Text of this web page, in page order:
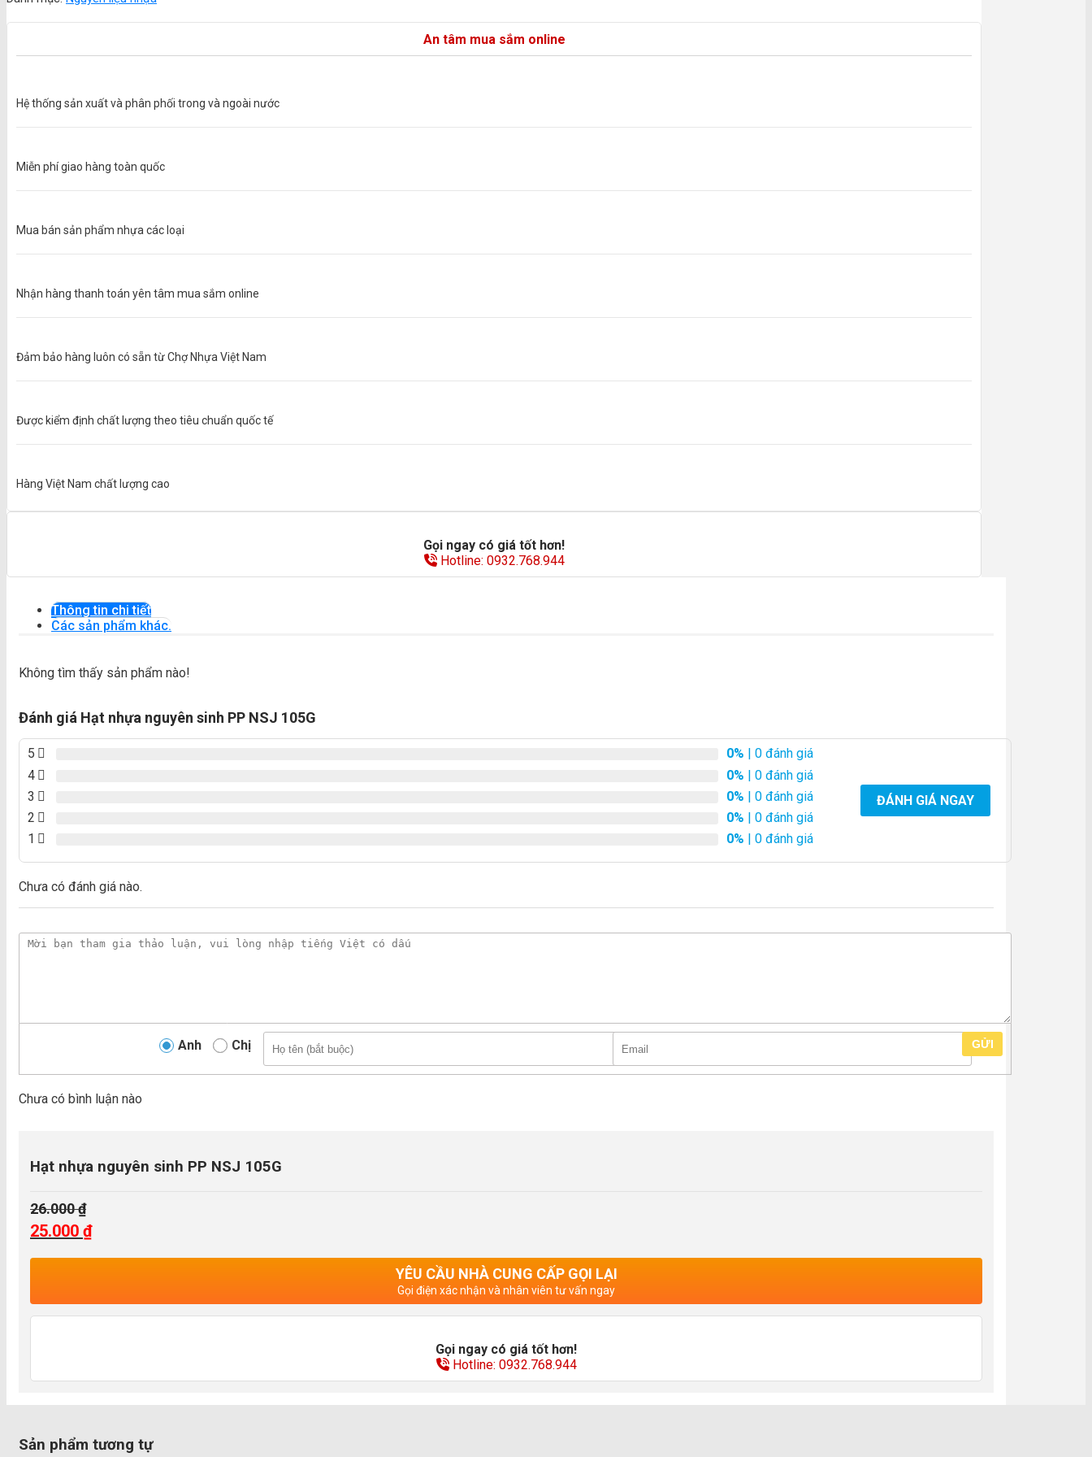
An tâm mua sắm online
Hệ thống sản xuất và phân phối trong và ngoài nước
Miễn phí giao hàng toàn quốc
Mua bán sản phẩm nhựa các loại
Nhận hàng thanh toán yên tâm mua sắm online
Đảm bảo hàng luôn có sẵn từ Chợ Nhựa Việt Nam
Được kiểm định chất lượng theo tiêu chuẩn quốc tế
Hàng Việt Nam chất lượng cao
Gọi ngay có giá tốt hơn!
Hotline: 0932.768.944
Thông tin chi tiết
Các sản phẩm khác.
Không tìm thấy sản phẩm nào!
Đánh giá Hạt nhựa nguyên sinh PP NSJ 105G
5 0% | 0 đánh giá
4
0% | 0 đánh giá
3
0% | 0 đánh giá
2
0% | 0 đánh giá
1
0% | 0 đánh giá
ĐÁNH GIÁ NGAY
Chưa có đánh giá nào.
Anh Chị GỬI
Chưa có bình luận nào
Hạt nhựa nguyên sinh PP NSJ 105G
26.000₫
Giá
gốc
là:
25.000 ₫
là:
25.000 ₫.
YÊU CẦU NHÀ CUNG CẤP GỌI LẠI
Gọi điện xác nhận và nhân viên tư vấn ngay
Gọi ngay có giá tốt hơn!
Hotline: 0932.768.944
Sản phẩm tương tự